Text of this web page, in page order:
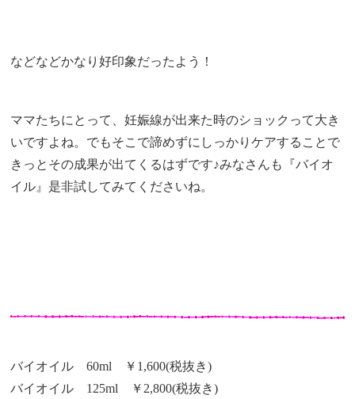
などなどかなり好印象だったよう！
ママたちにとって、妊娠線が出来た時のショックって大き
いですよね。でもそこで諦めずにしっかりケアすることで
きっとその成果が出てくるはずです♪みなさんも『バイオ
イル』是非試してみてくださいね。
バイオイル 60ml ￥1,600(税抜き)
バイオイル 125ml ￥2,800(税抜き)